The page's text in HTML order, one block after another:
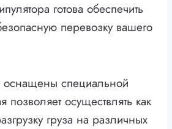
готова обеспечить
перевозку вашего
оснащены специальной
позволяет осуществлять как
груза на различных